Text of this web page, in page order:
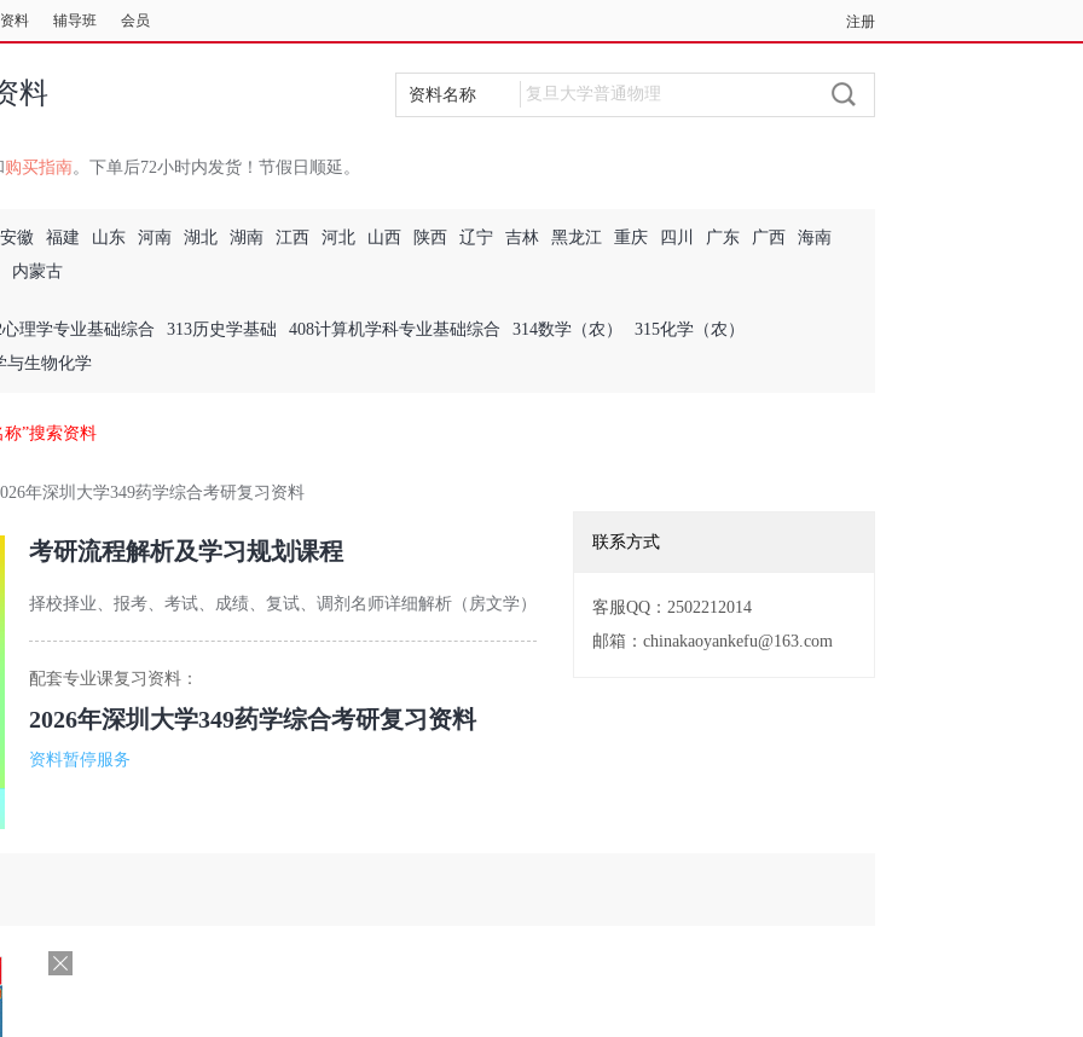
资料 辅导班 会员 注册
料 资料名称
购买指南。下单后72小时内发货！节假日顺延。
安徽 福建 山东 河南 湖北 湖南 江西 河北 山西 陕西 辽宁 吉林 黑龙江 重庆 四川 广东 广西
海南
内蒙古
心理学专业基础综合 313历史学基础 408计算机学科专业基础综合 314数学（农）
315化学（农）
与生物化学
”搜索资料
年深圳大学349药学综合考研复习资料
考研流程解析及学习规划课程
择校择业、报考、考试、成绩、复试、调剂名师详细解析（房文学）
配套专业课复习资料：
2026年深圳大学349药学综合考研复习资料
资料暂停服务
联系方式
客服QQ：2502212014
邮箱：chinakaoyankefu@163.com